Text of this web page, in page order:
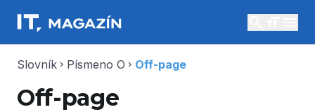
Slovník chevron_right Písmeno O chevron_right Off-page
Off-page